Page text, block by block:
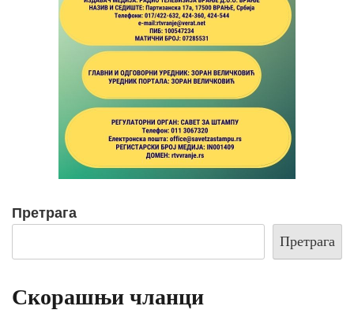
Претрага
Претрага
Скорашњи чланци